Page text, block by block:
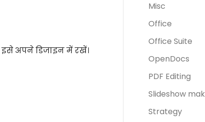
अपने डिजाइन में रखें।
Misc
Office
Office Suite
OpenDocs
PDF Editing
Slideshow
Strategy